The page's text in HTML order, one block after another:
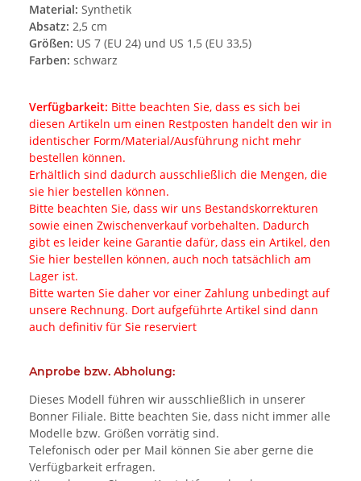
Material: Synthetik
Absatz: 2,5 cm
Größen: US 7 (EU 24) und US 1,5 (EU 33,5)
Farben: schwarz
Verfügbarkeit: Bitte beachten Sie, dass es sich bei
diesen Artikeln um einen Restposten handelt den wir in
identischer Form/Material/Ausführung nicht mehr
bestellen können.
Erhältlich sind dadurch ausschließlich die Mengen, die
sie hier bestellen können.
Bitte beachten Sie, dass wir uns Bestandskorrekturen
sowie einen Zwischenverkauf vorbehalten. Dadurch
gibt es leider keine Garantie dafür, dass ein Artikel, den
Sie hier bestellen können, auch noch tatsächlich am
Lager ist.
Bitte warten Sie daher vor einer Zahlung unbedingt auf
unsere Rechnung. Dort aufgeführte Artikel sind dann
auch definitiv für Sie reserviert
Anprobe bzw. Abholung:
Dieses Modell führen wir ausschließlich in unserer
Bonner Filiale. Bitte beachten Sie, dass nicht immer alle
Modelle bzw. Größen vorrätig sind.
Telefonisch oder per Mail können Sie aber gerne die
Verfügbarkeit erfragen.